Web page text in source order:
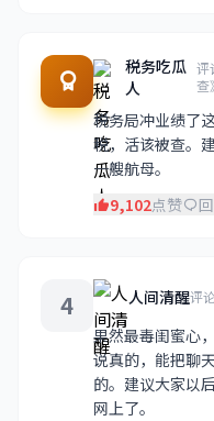
税务吃瓜
人
评
查
税务局冲业绩了
税，活该被查。
一艘航母。
9,102点赞
4 人间清醒评
果然最毒闺蜜心
说真的，能把聊
的。建议大家以
网上了。